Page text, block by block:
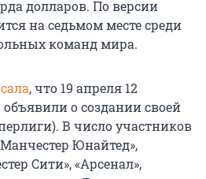
долларов. По версии
на седьмом месте среди
команд мира.
, что 19 апреля 12
о создании своей
В число участников
Юнайтед»,
Сити», «Арсенал»,